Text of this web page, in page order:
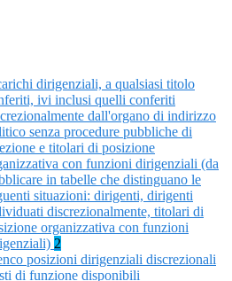
dirigenziali, a qualsiasi titolo
ivi inclusi quelli conferiti
dall'organo di indirizzo
senza procedure pubbliche di
e titolari di posizione
con funzioni dirigenziali (da
in tabelle che distinguano le
situazioni: dirigenti, dirigenti
discrezionalmente, titolari di
organizzativa con funzioni
2
posizioni dirigenziali discrezionali
di funzione disponibili